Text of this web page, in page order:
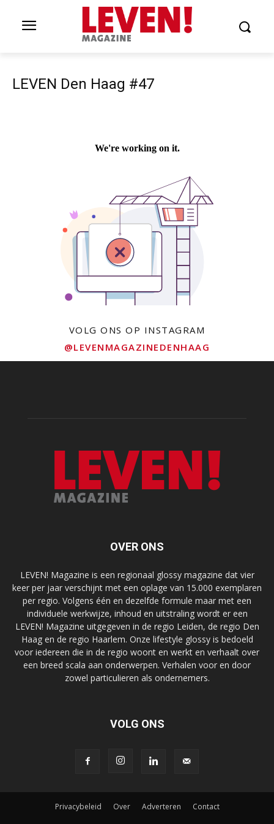
LEVEN Den Haag #47
VOLG ONS OP INSTAGRAM
@LEVENMAGAZINEDENHAAG
OVER ONS
LEVEN! Magazine is een regionaal glossy magazine dat vier
keer per jaar verschijnt met een oplage van 15.000 exemplaren
per regio. Volgens één en dezelfde formule maar met een
individuele werkwijze, inhoud en uitstraling wordt er een
LEVEN! Magazine uitgegeven in de regio Leiden, de regio Den
Haag en de regio Haarlem. Onze lifestyle glossy is bedoeld
voor iedereen die in de regio woont en werkt en verhaalt over
een breed scala aan onderwerpen. Verhalen voor en door
zowel particulieren als ondernemers.
VOLG ONS
Privacybeleid Over Adverteren Contact